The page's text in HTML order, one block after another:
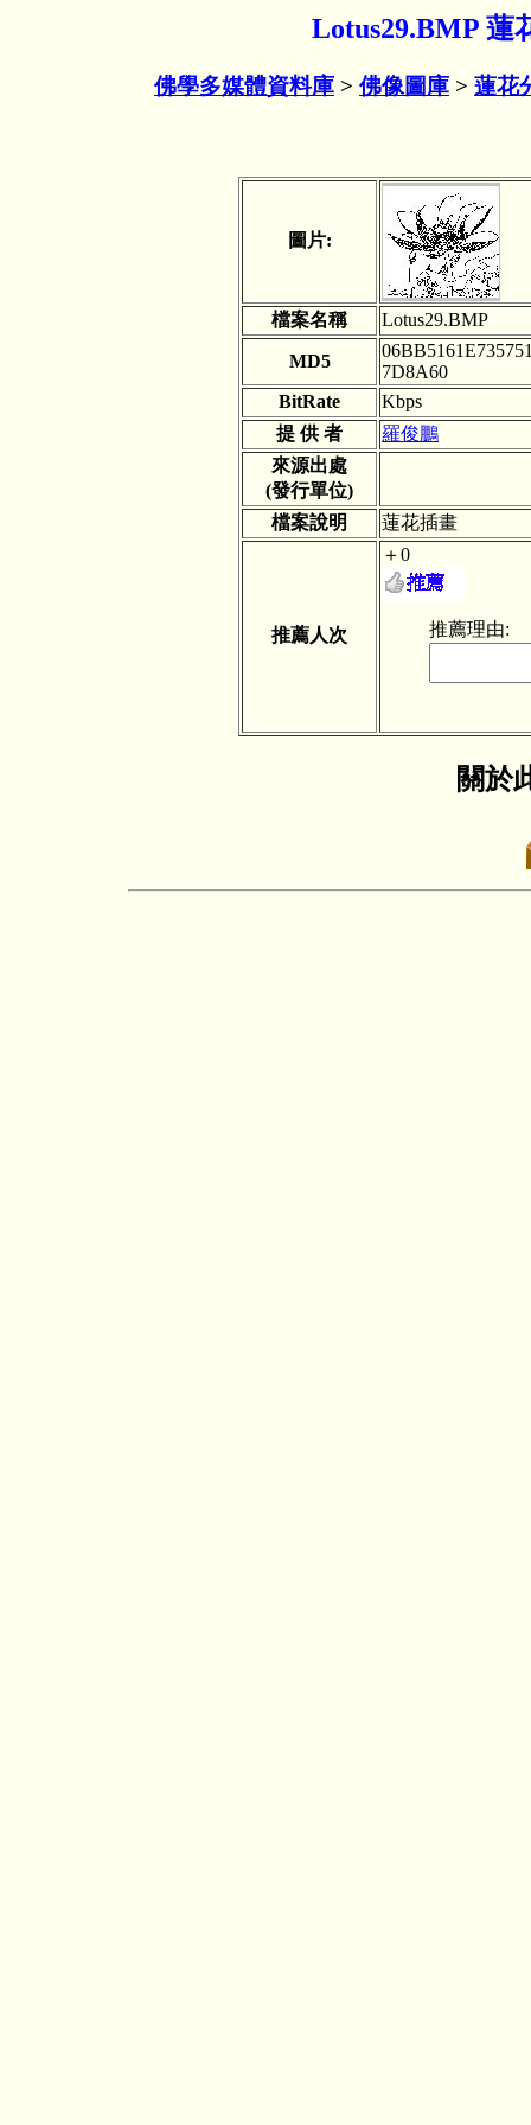
Lotus29.BMP 蓮
佛學多媒體資料庫 > 佛像圖庫 > 蓮花
圖片:
檔案名稱 Lotus29.BMP
MD5
7D8A60
BitRate
Kbps
提 供 者
羅俊鵬
來源出處
(發行單位)
檔案說明
蓮花插畫
推薦人次
＋0
推薦理由:
關於